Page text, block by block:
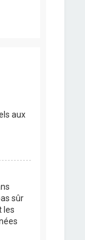
aux
sûr
les